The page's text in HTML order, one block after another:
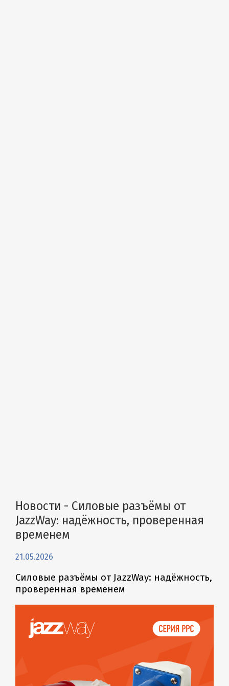
Новости - Силовые разъёмы от
JazzWay: надёжность, проверенная
временем
21.05.2026
Силовые разъёмы от JazzWay: надёжность,
проверенная временем